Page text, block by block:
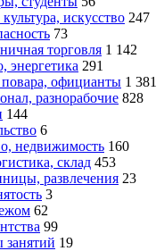
искусство 247
73
торговля 1 142
энергетика 291
повара, официанты 1 381
разнорабочие 828
144
6
недвижимость 160
склад 453
развлечения 23
3
62
99
занятий 19